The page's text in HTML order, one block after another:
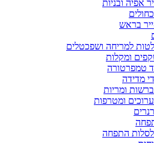
אפיה ובניות
בראש
למריחה ושפכטלים
ומקלות
טמפרטורה
מדידה
ומריות
ומטרפות
התפחה